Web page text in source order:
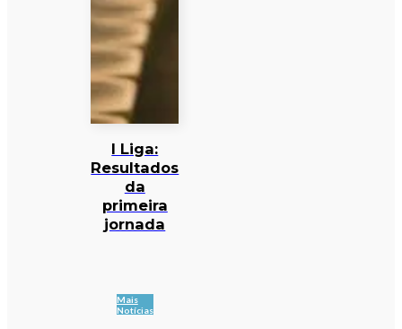
I Liga:
Resultados
da
primeira
jornada
Mais
Notícias